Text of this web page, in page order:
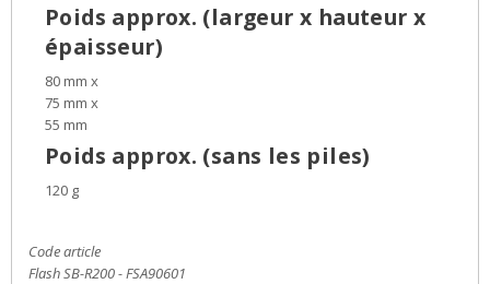
Poids approx. (largeur x hauteur x
épaisseur)
80 mm x
75 mm x
55 mm
Poids approx. (sans les piles)
120 g
Code article
Flash SB-R200 - FSA90601